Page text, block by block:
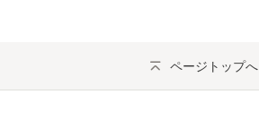
ページトップへ